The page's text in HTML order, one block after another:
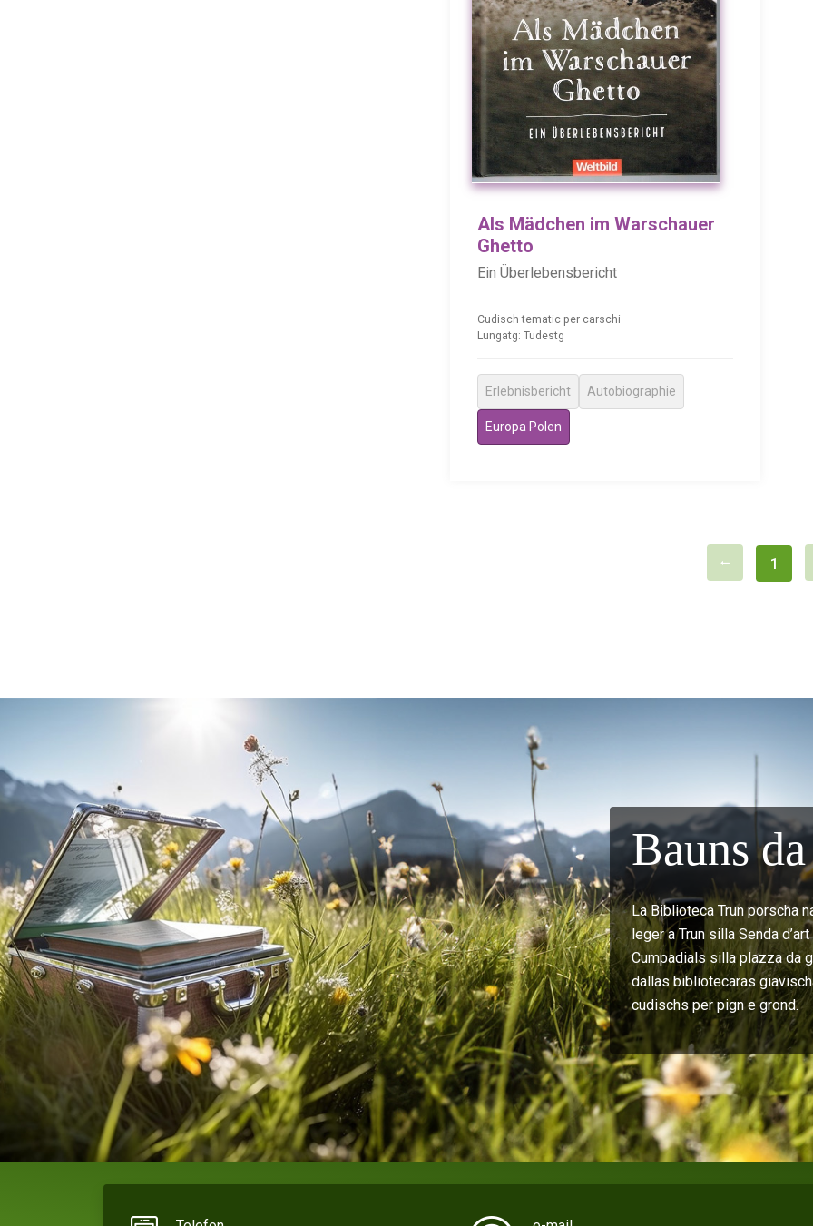
Als Mädchen im Warschauer
Ghetto
Ein Überlebensbericht
Cudisch tematic per carschi
Lungatg: Tudestg
Erlebnisbericht Autobiographie
Europa Polen
1
Bauns
La Biblioteca Trun porscha
leger a Trun silla Senda
Cumpadials silla plazza da
dallas bibliotecaras
cudischs per pign e grond.